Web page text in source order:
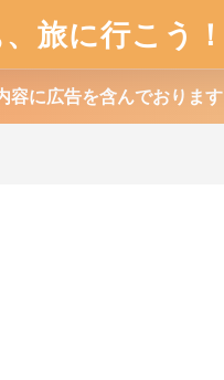
旅に行こう！
容に広告を含んでおります